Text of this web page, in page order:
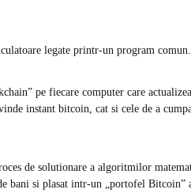
legate printr-un program comun.
pe fiecare computer care
instant bitcoin, cat si cele de a
de solutionare a algoritmilor
bani si plasat intr-un „portofel Bitcoin”